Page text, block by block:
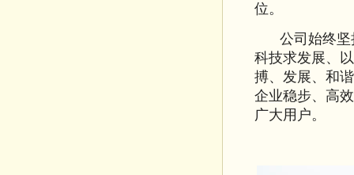
位。
公司始终
科技求发展、
搏、发展、和
企业稳步、高
广大用户。